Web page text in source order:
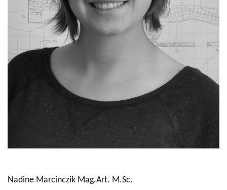
Nadine Marcinczik Mag.Art. M.Sc.